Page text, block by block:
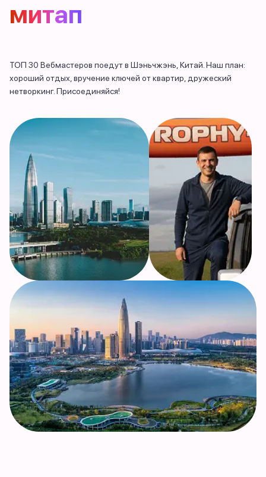
митап
ТОП 30 Вебмастеров поедут в Шэньчжэнь, Китай. Наш план:
хороший отдых, вручение ключей от квартир, дружеский
нетворкинг. Присоединяйся!